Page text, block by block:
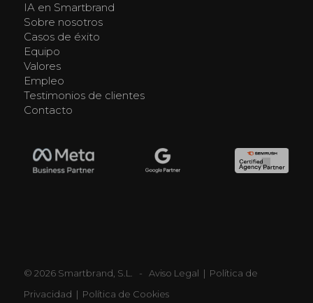
IA en Smartbrand
Sobre nosotros
Casos de éxito
Equipo
Valores
Empleo
Testimonios de clientes
Contacto
© 2026 Smartbrand, S.L. - Aviso Legal | Política de
Privacidad | Política de Cookies